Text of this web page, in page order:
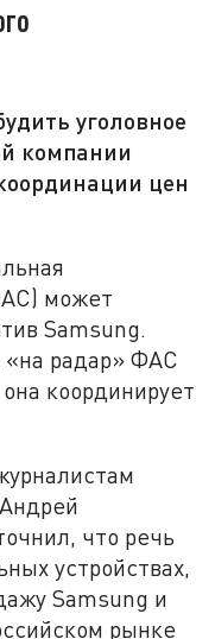
уголовное
компании
цен
может
Samsung.
«на радар» ФАС
координирует
что речь
устройствах,
Samsung и
рынке